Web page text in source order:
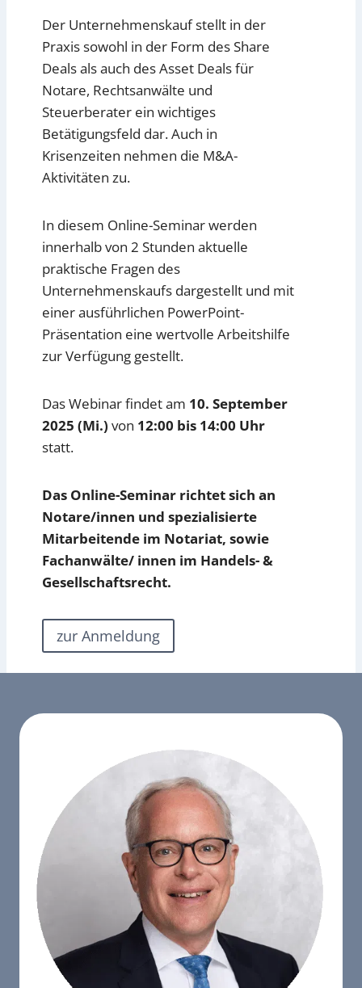
Der Unternehmenskauf stellt in der
Praxis sowohl in der Form des Share
Deals als auch des Asset Deals für
Notare, Rechtsanwälte und
Steuerberater ein wichtiges
Betätigungsfeld dar. Auch in
Krisenzeiten nehmen die M&A-
Aktivitäten zu.
In diesem Online-Seminar werden
innerhalb von 2 Stunden aktuelle
praktische Fragen des
Unternehmenskaufs dargestellt und mit
einer ausführlichen PowerPoint-
Präsentation eine wertvolle Arbeitshilfe
zur Verfügung gestellt.
Das Webinar findet am 10. September
2025 (Mi.) von 12:00 bis 14:00 Uhr
statt.
Das Online-Seminar richtet sich an
Notare/innen und spezialisierte
Mitarbeitende im Notariat, sowie
Fachanwälte/ innen im Handels- &
Gesellschaftsrecht.
zur Anmeldung